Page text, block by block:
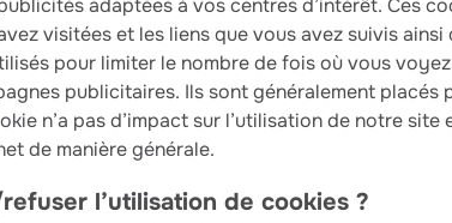
adaptées à vos centres d’intérêt. Ces
visitées et les liens que vous avez suivis
pour limiter le nombre de fois où vous
publicitaires. Ils sont généralement placés
n’a pas d’impact sur l’utilisation de notre
de manière générale.
l’utilisation de cookies ?